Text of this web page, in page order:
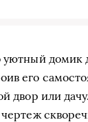
уютный домик
его
двор или